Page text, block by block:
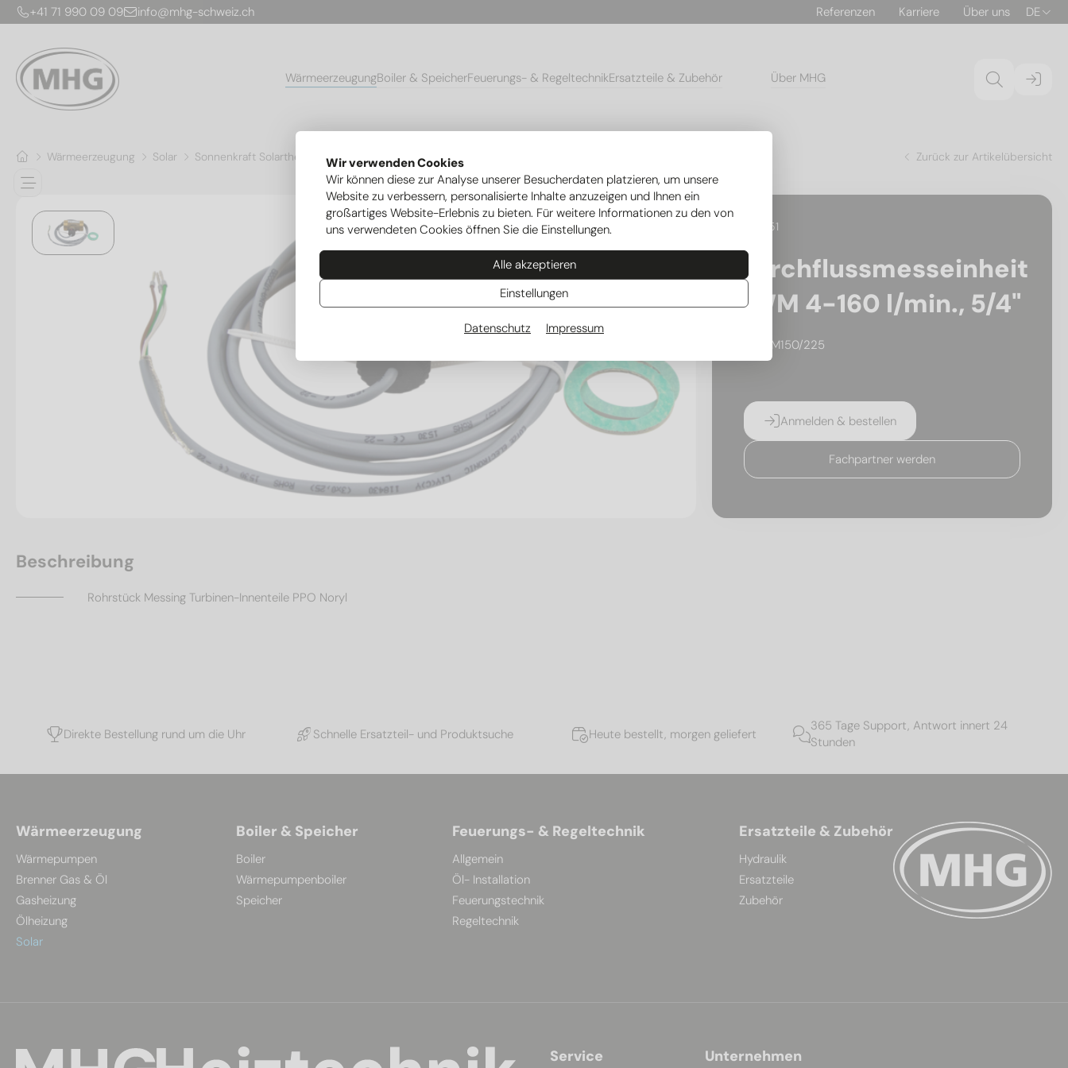
Wir verwenden Cookies
Wir können diese zur Analyse unserer Besucherdaten platzieren, um unsere
Website zu verbessern, personalisierte Inhalte anzuzeigen und Ihnen ein
großartiges Website-Erlebnis zu bieten. Für weitere Informationen zu den von
uns verwendeten Cookies öffnen Sie die Einstellungen.
Alle akzeptieren
Einstellungen
Datenschutz Impressum
+41 71 990 09 09 info@mhg-schweiz.ch Referenzen Karriere Über uns DE
WärmeerzeugungBoiler & SpeicherFeuerungs- & RegeltechnikErsatzteile & Zubehör Über MHG
Wärmeerzeugung Solar Sonnenkraft Solarthermie Durchflussmesseinheit FWM 4-160 l/min., 5/4" Zurück zur Artikelübersicht
18.130151
Durchflussmesseinheit
FWM 4-160 l/min., 5/4"
für FWM150/225
Anmelden & bestellen
Fachpartner werden
Beschreibung
Rohrstück Messing Turbinen-Innenteile PPO Noryl
Direkte Bestellung rund um die Uhr Schnelle Ersatzteil- und Produktsuche Heute bestellt, morgen geliefert
365 Tage Support, Antwort innert 24
Stunden
Wärmeerzeugung
Wärmepumpen
Brenner Gas & Öl
Gasheizung
Ölheizung
Solar
Boiler & Speicher
Boiler
Wärmepumpenboiler
Speicher
Feuerungs- & Regeltechnik
Allgemein
Öl- Installation
Feuerungstechnik
Regeltechnik
Ersatzteile & Zubehör
Hydraulik
Ersatzteile
Zubehör
Service Unternehmen